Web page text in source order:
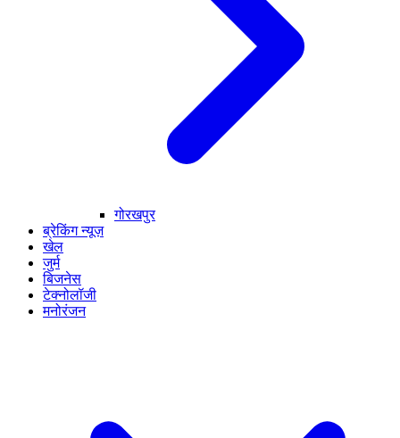
गोरखपुर
ब्रेकिंग न्यूज़
खेल
जुर्म
बिजनेस
टेक्नोलॉजी
मनोरंजन